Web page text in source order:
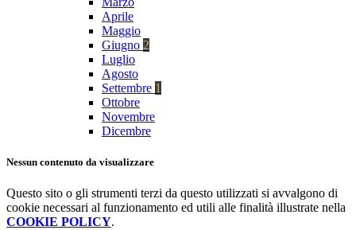
Aprile
Maggio
Giugno 2
Luglio
Agosto
Settembre 1
Ottobre
Novembre
Dicembre
Nessun contenuto da visualizzare
Questo sito o gli strumenti terzi da questo utilizzati si avvalgono di
cookie necessari al funzionamento ed utili alle finalità illustrate nella
COOKIE POLICY.